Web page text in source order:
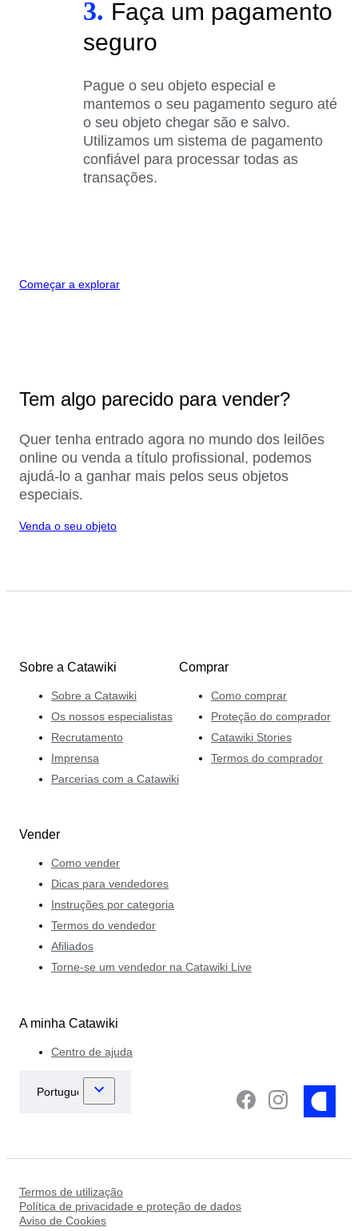
3. Faça um pagamento
seguro
Pague o seu objeto especial e
mantemos o seu pagamento seguro até
o seu objeto chegar são e salvo.
Utilizamos um sistema de pagamento
confiável para processar todas as
transações.
Começar a explorar
Tem algo parecido para vender?
Quer tenha entrado agora no mundo dos leilões
online ou venda a título profissional, podemos
ajudá-lo a ganhar mais pelos seus objetos
especiais.
Venda o seu objeto
Sobre a Catawiki
Sobre a Catawiki
Os nossos especialistas
Recrutamento
Imprensa
Parcerias com a Catawiki
Comprar
Como comprar
Proteção do comprador
Catawiki Stories
Termos do comprador
Vender
Como vender
Dicas para vendedores
Instruções por categoria
Termos do vendedor
Afiliados
Torne-se um vendedor na Catawiki Live
A minha Catawiki
Centro de ajuda
Termos de utilização
Política de privacidade e proteção de dados
Aviso de Cookies